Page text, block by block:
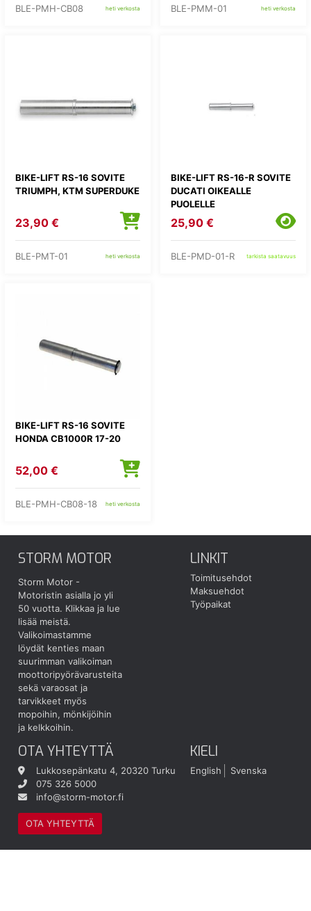
BLE-PMH-CB08 heti verkosta BLE-PMM-01 heti verkosta
BIKE-LIFT RS-16 SOVITE
TRIUMPH, KTM SUPERDUKE
23,90 €
BLE-PMT-01 heti verkosta
BIKE-LIFT RS-16-R SOVITE
DUCATI OIKEALLE
PUOLELLE
25,90 €
BLE-PMD-01-R tarkista saatavuus
BIKE-LIFT RS-16 SOVITE
HONDA CB1000R 17-20
52,00 €
BLE-PMH-CB08-18 heti verkosta
STORM MOTOR
Storm Motor -
Motoristin asialla jo yli
50 vuotta. Klikkaa ja lue
lisää meistä.
Valikoimastamme
löydät kenties maan
suurimman valikoiman
moottoripyörävarusteita
sekä varaosat ja
tarvikkeet myös
mopoihin, mönkijöihin
ja kelkkoihin.
LINKIT
Toimitusehdot
Maksuehdot
Työpaikat
OTA YHTEYTTÄ
Lukkosepänkatu 4, 20320 Turku
075 326 5000
info@storm-motor.fi
OTA YHTEYTTÄ
KIELI
English Svenska